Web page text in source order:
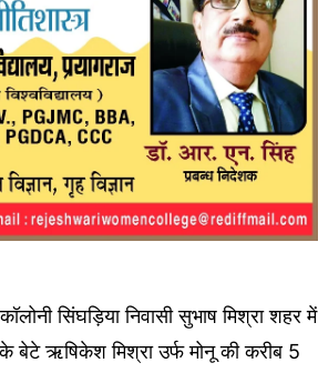
सिंघड़िया निवासी सुभाष मिश्रा शहर में
ऋषिकेश मिश्रा उर्फ मोनू की करीब 5